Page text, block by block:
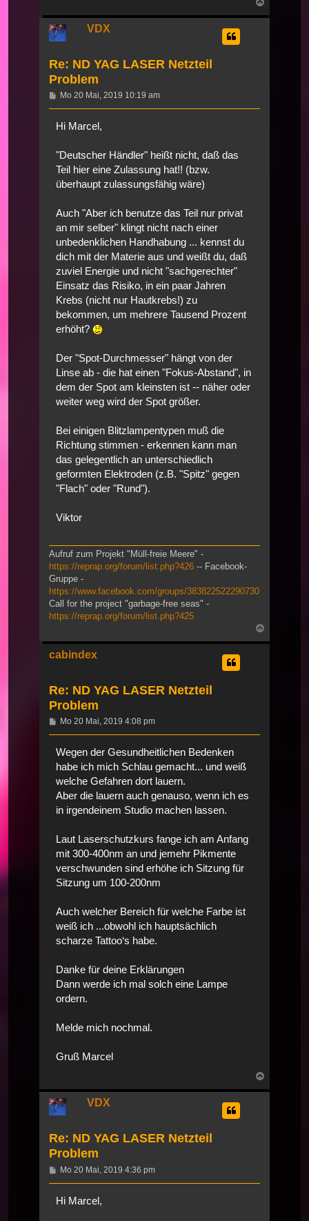
oben
VDX
Re: ND YAG LASER Netzteil
Problem
Beitrag
Mo 20 Mai, 2019 10:19 am
Hi Marcel,
"Deutscher Händler" heißt nicht, daß das
Teil hier eine Zulassung hat!! (bzw.
überhaupt zulassungsfähig wäre)
Auch "Aber ich benutze das Teil nur privat
an mir selber" klingt nicht nach einer
unbedenklichen Handhabung ... kennst du
dich mit der Materie aus und weißt du, daß
zuviel Energie und nicht "sachgerechter"
Einsatz das Risiko, in ein paar Jahren
Krebs (nicht nur Hautkrebs!) zu
bekommen, um mehrere Tausend Prozent
erhöht?
Der "Spot-Durchmesser" hängt von der
Linse ab - die hat einen "Fokus-Abstand", in
dem der Spot am kleinsten ist -- näher oder
weiter weg wird der Spot größer.
Bei einigen Blitzlampentypen muß die
Richtung stimmen - erkennen kann man
das gelegentlich an unterschiedlich
geformten Elektroden (z.B. "Spitz" gegen
"Flach" oder "Rund").
Viktor
Aufruf zum Projekt "Müll-freie Meere" -
https://reprap.org/forum/list.php?426 -- Facebook-
Gruppe -
https://www.facebook.com/groups/383822522290730
Call for the project "garbage-free seas" -
https://reprap.org/forum/list.php?425
oben
cabindex
Re: ND YAG LASER Netzteil
Problem
Beitrag
Mo 20 Mai, 2019 4:08 pm
Wegen der Gesundheitlichen Bedenken
habe ich mich Schlau gemacht... und weiß
welche Gefahren dort lauern.
Aber die lauern auch genauso, wenn ich es
in irgendeinem Studio machen lassen.
Laut Laserschutzkurs fange ich am Anfang
mit 300-400nm an und jemehr Pikmente
verschwunden sind erhöhe ich Sitzung für
Sitzung um 100-200nm
Auch welcher Bereich für welche Farbe ist
weiß ich ...obwohl ich hauptsächlich
scharze Tattoo‘s habe.
Danke für deine Erklärungen
Dann werde ich mal solch eine Lampe
ordern.
Melde mich nochmal.
Gruß Marcel
oben
VDX
Re: ND YAG LASER Netzteil
Problem
Beitrag
Mo 20 Mai, 2019 4:36 pm
Hi Marcel,